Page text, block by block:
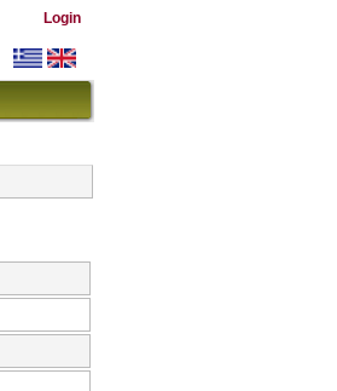
Login